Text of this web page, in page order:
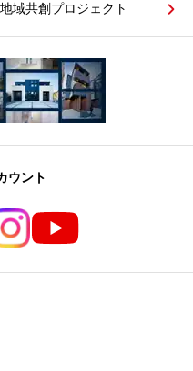
地域共創プロジェクト
ウント